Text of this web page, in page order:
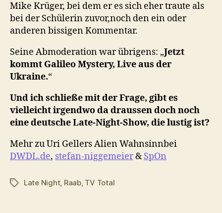
Mike Krüger, bei dem er es sich eher traute als
bei der Schülerin zuvor,noch den ein oder
anderen bissigen Kommentar.
Seine Abmoderation war übrigens: „Jetzt
kommt Galileo Mystery, Live aus der
Ukraine.“
Und ich schließe mit der Frage, gibt es
vielleicht irgendwo da draussen doch noch
eine deutsche Late-Night-Show, die lustig ist?
Mehr zu Uri Gellers Alien Wahnsinnbei
DWDL.de, stefan-niggemeier&SpOn
Schlagwörter
Late Night, Raab, TV Total